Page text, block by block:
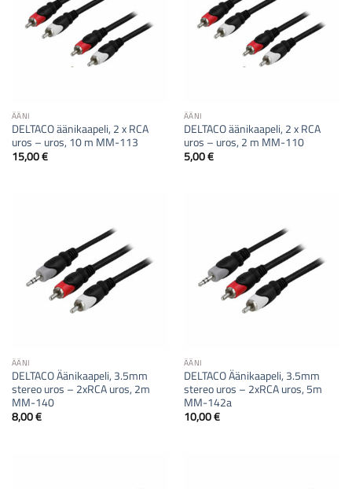
ÄÄNI
DELTACO äänikaapeli, 2 x RCA
uros – uros, 10 m MM-113
15,00€
ÄÄNI
DELTACO äänikaapeli, 2 x RCA
uros – uros, 2 m MM-110
5,00€
ÄÄNI
DELTACO Äänikaapeli, 3.5mm
stereo uros – 2xRCA uros, 2m
MM-140
8,00€
ÄÄNI
DELTACO Äänikaapeli, 3.5mm
stereo uros – 2xRCA uros, 5m
MM-142a
10,00€